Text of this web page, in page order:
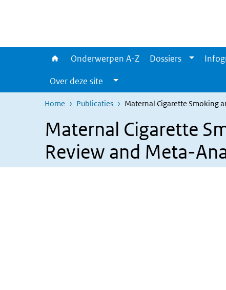
Onderwerpen A-Z Dossiers
Over deze site
Home Publicaties Maternal Cigarette Smoking
Maternal Cigarette
Review and Meta-